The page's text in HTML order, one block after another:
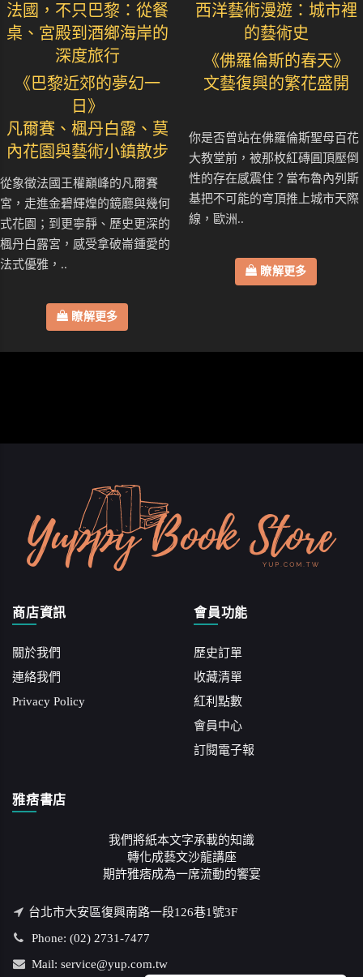
法國，不只巴黎：從餐
桌、宮殿到酒鄉海岸的
深度旅行
《巴黎近郊的夢幻一
日》
凡爾賽、楓丹白露、莫
內花園與藝術小鎮散步
從象徵法國王權巔峰的凡爾賽
宮，走進金碧輝煌的鏡廳與幾何
式花園；到更寧靜、歷史更深的
楓丹白露宮，感受拿破崙鍾愛的
法式優雅，..
瞭解更多
西洋藝術漫遊：城市裡
的藝術史
《佛羅倫斯的春天》
文藝復興的繁花盛開
你是否曾站在佛羅倫斯聖母百花
大教堂前，被那枚紅磚圓頂壓倒
性的存在感震住？當布魯內列斯
基把不可能的穹頂推上城市天際
線，歐洲..
瞭解更多
商店資訊
關於我們
連絡我們
Privacy Policy
會員功能
歷史訂單
收藏清單
紅利點數
會員中心
訂閱電子報
雅痞書店
我們將紙本文字承載的知識
轉化成藝文沙龍講座
期許雅痞成為一席流動的饗宴
台北市大安區復興南路一段126巷1號3F
Phone: (02) 2731-7477
Mail: service@yup.com.tw